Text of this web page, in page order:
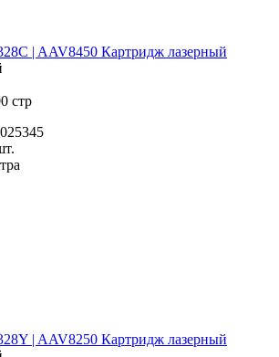
| AAV8450 Картридж лазерный
стр
| AAV8250 Картридж лазерный